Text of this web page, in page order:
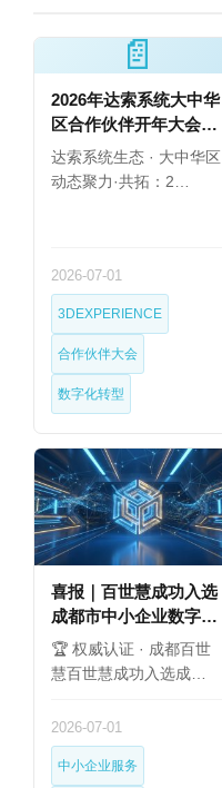
📄
2026年达索系统大中华
区合作伙伴开年大会圆
满举行
达索系统生态 · 大中华区
动态聚力·共拓：2…
2026-07-01
3DEXPERIENCE
合作伙伴大会
数字化转型
喜报｜百世慧成功入选
成都市中小企业数字化
转型专业服务商名单！
🏆 权威认证 · 成都百世
慧百世慧成功入选成…
2026-07-01
中小企业服务